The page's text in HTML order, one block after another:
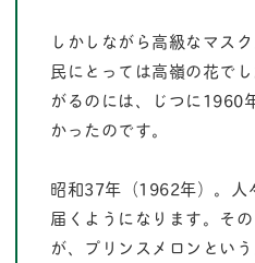
しかしながら高級なマス
民にとっては高嶺の花で
がるのには、じつに1960
かったのです。
昭和37年（1962年）。人
届くようになります。そ
が、プリンスメロンとい